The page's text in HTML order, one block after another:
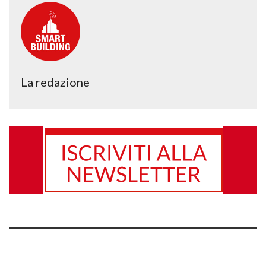
La redazione